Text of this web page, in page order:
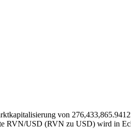
von
RVN/USD (RVN zu USD) wird in